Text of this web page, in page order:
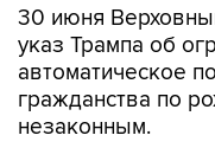
30 июня
указ Трампа об
автоматическое
гражданства по
незаконным.